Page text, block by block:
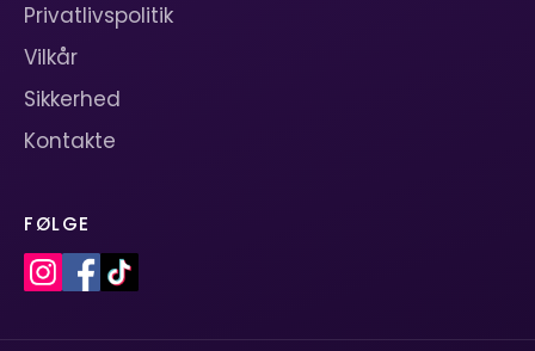
Privatlivspolitik
Vilkår
Sikkerhed
Kontakte
FØLGE